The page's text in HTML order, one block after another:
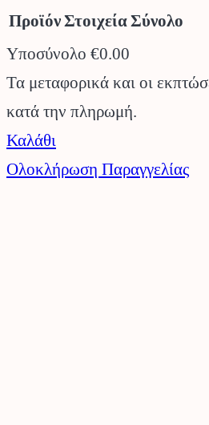
Προϊόντα
στο
καλάθι
ΠροϊόνΣτοιχείαΣύνολο
Υποσύνολο €0.00
Τα μεταφορικά και οι
κατά την πληρωμή.
Καλάθι
Ολοκλήρωση Παραγγελίας